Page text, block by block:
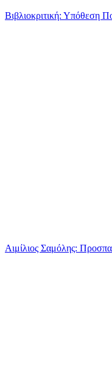
Βιβλιοκριτική: Υπόθεση
Αιμίλιος Σαμόλης: